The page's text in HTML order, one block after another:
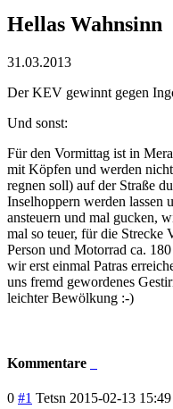
Hellas Wahnsinn
31.03.2013
Der KEV gewinnt gegen
Und sonst:
Für den Vormittag ist in
mit Köpfen und werden
regnen soll) auf der Straße
Inselhoppern werden lassen
ansteuern und mal gucken,
mal so teuer, für die Strecke
Person und Motorrad ca.
wir erst einmal Patras
uns fremd gewordenes
leichter Bewölkung :-)
Kommentare
0 #1 Tetsn 2015-02-13 15:49